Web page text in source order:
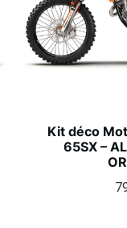
Kit déco
65SX –